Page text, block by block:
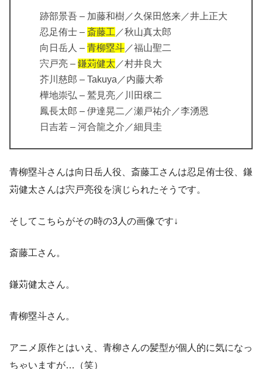
跡部景吾 – 加藤和樹／久保田悠来／井上正大
忍足侑士 – 斎藤工 ／秋山真太郎
向日岳人 – 青柳塁斗 ／福山聖二
宍戸亮 – 鎌苅健太 ／村井良大
芥川慈郎 – Takuya／内藤大希
樺地崇弘 – 鷲見亮／川田穣二
鳳長太郎 – 伊達晃二／瀬戸祐介／李湧恩
日吉若 – 河合龍之介／細貝圭
青柳塁斗さんは向日岳人役、斎藤工さんは忍足侑士役、鎌
苅健太さんは宍戸亮役を演じられたそうです。
そしてこちらがその時の3人の画像です↓
斎藤工さん。
鎌苅健太さん。
青柳塁斗さん。
アニメ原作とはいえ、青柳さんの髪型が個人的に気になっ
ちゃいますが…（笑）